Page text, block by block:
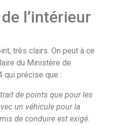
l’intérieur
très clairs. On peut à ce
du Ministère de
qui précise que :
de points que pour les
un véhicule pour la
de conduire est exigé.